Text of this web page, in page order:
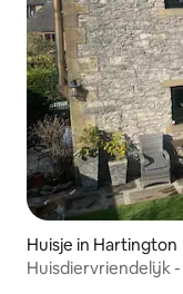
Huisje in Hartington